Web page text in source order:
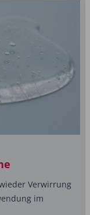
Verwirrung
im